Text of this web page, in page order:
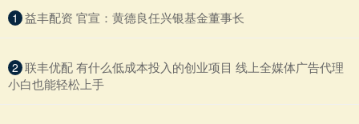
1 ​益丰配资 官宣：黄德良任兴银基金董事长
2 ​联丰优配 有什么低成本投入的创业项目 线上全媒体广告代理
小白也能轻松上手